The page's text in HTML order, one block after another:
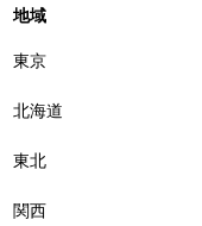
地域
東京
北海道
東北
関西